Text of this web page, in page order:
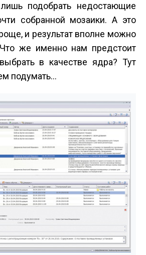
подобрать недостающие
собранной мозаики. А это
и результат вполне можно
же именно нам предстоит
в качестве ядра? Тут
подумать...